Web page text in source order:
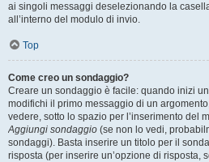
ai singoli messaggi deselezionando la
all’interno del modulo di invio.
Top
Come creo un sondaggio?
Creare un sondaggio è facile: quando inizi
modifichi il primo messaggio di un
vedere, sotto lo spazio per l’inserimento del
Aggiungi sondaggio (se non lo vedi,
sondaggi). Basta inserire un titolo per il
risposta (per inserire un’opzione di risposta,